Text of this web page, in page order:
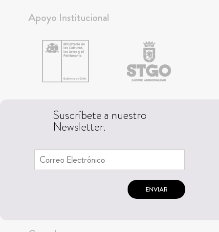
Apoyo Institucional
Suscríbete a nuestro
Newsletter.
ENVIAR